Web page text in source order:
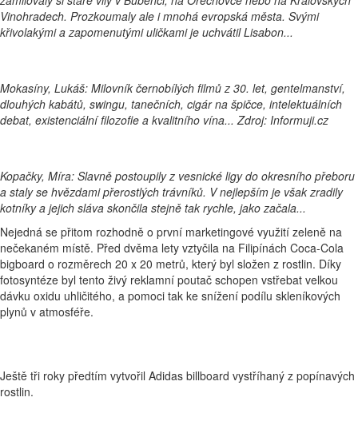
Vinohradech. Prozkoumaly ale i mnohá evropská města. Svými
křivolakými a zapomenutými uličkami je uchvátil Lisabon...
Mokasíny, Lukáš: Milovník černobílých filmů z 30. let, gentelmanství,
dlouhých kabátů, swingu, tanečních, cigár na špičce, intelektuálních
debat, existenciální filozofie a kvalitního vína... Zdroj: Informuji.cz
Kopačky, Míra: Slavně postoupily z vesnické ligy do okresního přeboru
a staly se hvězdami přerostlých trávníků. V nejlepším je však zradily
kotníky a jejich sláva skončila stejně tak rychle, jako začala...
Nejedná se přitom rozhodně o první marketingové využití zeleně na
nečekaném místě. Před dvěma lety vztyčila na Filipínách Coca-Cola
bigboard o rozměrech 20 x 20 metrů, který byl složen z rostlin. Díky
fotosyntéze byl tento živý reklamní poutač schopen vstřebat velkou
dávku oxidu uhličitého, a pomoci tak ke snížení podílu skleníkových
plynů v atmosféře.
Ještě tři roky předtím vytvořil Adidas billboard vystříhaný z popínavých
rostlin.